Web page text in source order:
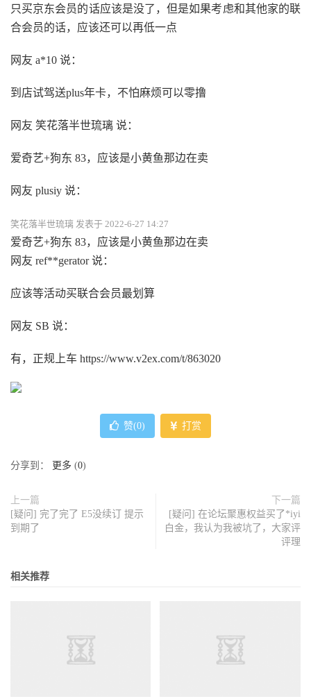
只买京东会员的话应该是没了，但是如果考虑和其他家的联
合会员的话，应该还可以再低一点
网友 a*10 说：
到店试驾送plus年卡，不怕麻烦可以零撸
网友 笑花落半世琉璃 说：
爱奇艺+狗东 83，应该是小黄鱼那边在卖
网友 plusiy 说：
笑花落半世琉璃 发表于 2022-6-27 14:27
爱奇艺+狗东 83，应该是小黄鱼那边在卖
网友 ref**gerator 说：
应该等活动买联合会员最划算
网友 SВ 说：
有，正规上车 https://www.v2ex.com/t/863020
赞(0) 打赏
分享到： 更多 (0)
上一篇
[疑问] 完了完了 E5没续订 提示
到期了
下一篇
[疑问] 在论坛聚惠权益买了*iyi
白金，我认为我被坑了，大家评
评理
相关推荐